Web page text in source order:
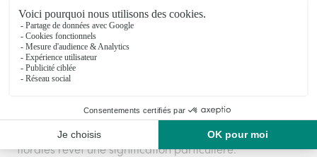
de considérer les
préférences florales d’une femme
défunteou d’unhomme défunt
De plus, un message peut être ajouté sur un ruban,
personnalisant ainsi la
laraquette funéraire
Le choix de la composition : des fleurs de deuil empreintes de
réconfort et de respect
Au moment délicat du deuil, le choix des compositions
florales revêt une signification particulière.